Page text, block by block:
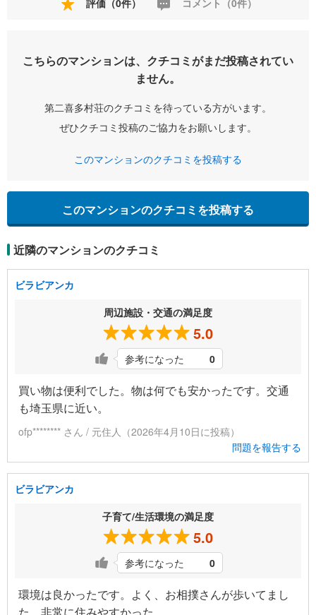
評価（0件） コメント（0件）
こちらのマンションは、クチコミがまだ投稿されてい
ません。
第二喜多村荘のクチコミを待っている方がいます。
ぜひクチコミ投稿のご協力をお願いします。
このマンションのクチコミを投稿する
このマンションのクチコミを投稿する
近隣のマンションのクチコミ
ビラビアンカ
周辺施設・交通の満足度
5.0
参考になった 0
買い物は便利でした。物は何でも安かったです。交通
も埼玉県に近い。
ofp******** さん / 元住人（2026年4月10日に投稿）
問題を報告する
ビラビアンカ
子育て/生活環境の満足度
5.0
参考になった 0
環境は良かったです。よく、お相撲さんが歩いてまし